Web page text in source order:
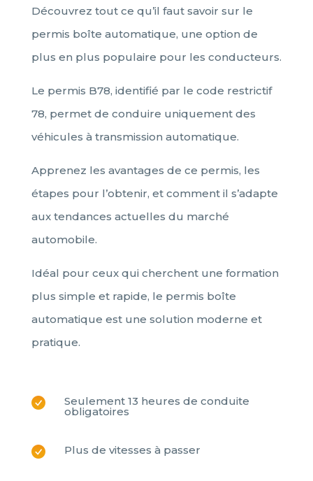
Découvrez tout ce qu’il faut savoir sur le
permis boîte automatique, une option de
plus en plus populaire pour les conducteurs.
Le permis B78, identifié par le code restrictif
78, permet de conduire uniquement des
véhicules à transmission automatique.
Apprenez les avantages de ce permis, les
étapes pour l’obtenir, et comment il s’adapte
aux tendances actuelles du marché
automobile.
Idéal pour ceux qui cherchent une formation
plus simple et rapide, le permis boîte
automatique est une solution moderne et
pratique.
Seulement 13 heures de conduite
obligatoires
Plus de vitesses à passer